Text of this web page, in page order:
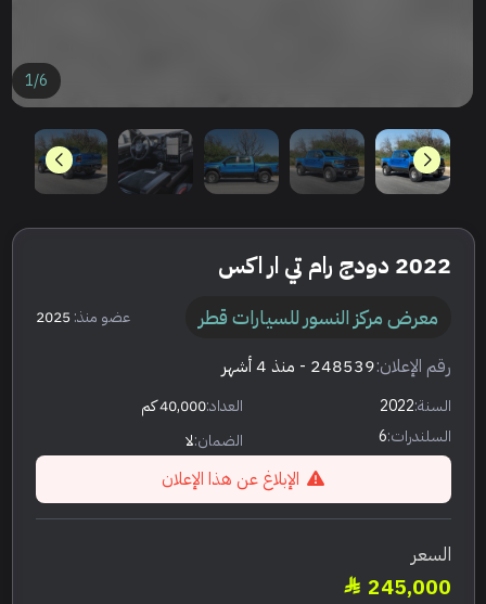
1/6
2022 دودج رام تي ار اكس
معرض مركز النسور للسيارات قطر عضو منذ:2025
رقم الإعلان:248539 - منذ 4 أشهر
السنة:2022 العداد:40,000 كم
السلندرات:6 الضمان:لا
الإبلاغ عن هذا الإعلان
السعر
245,000